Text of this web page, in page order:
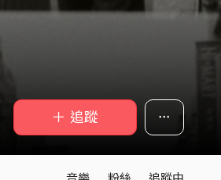
＋ 追蹤